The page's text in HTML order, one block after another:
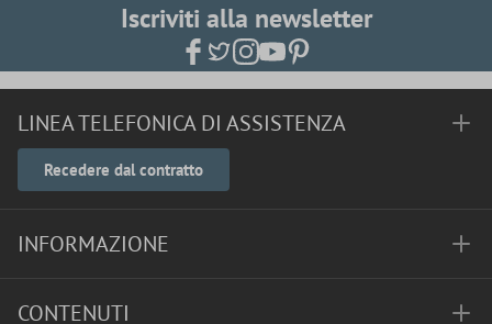
Iscriviti alla newsletter
LINEA TELEFONICA DI ASSISTENZA
Recedere dal contratto
INFORMAZIONE
CONTENUTI